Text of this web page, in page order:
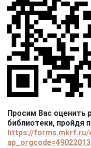
Просим Вас оценить
библиотеки, пройдя
https://forms.mkrf.ru/